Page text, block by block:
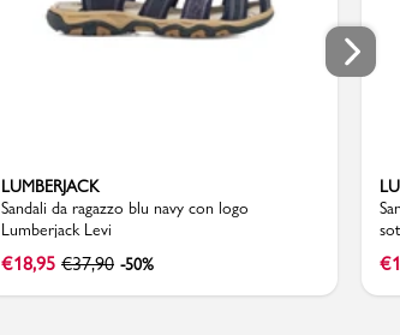
LUMBERJACK
Sandali da ragazzo blu navy con logo
Lumberjack Levi
€18,95 €37,90 -50% €